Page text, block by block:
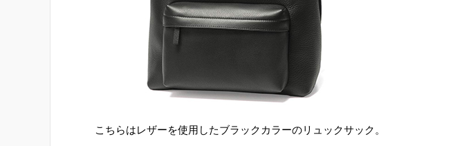
こちらはレザーを使用したブラックカラーのリュックサック。